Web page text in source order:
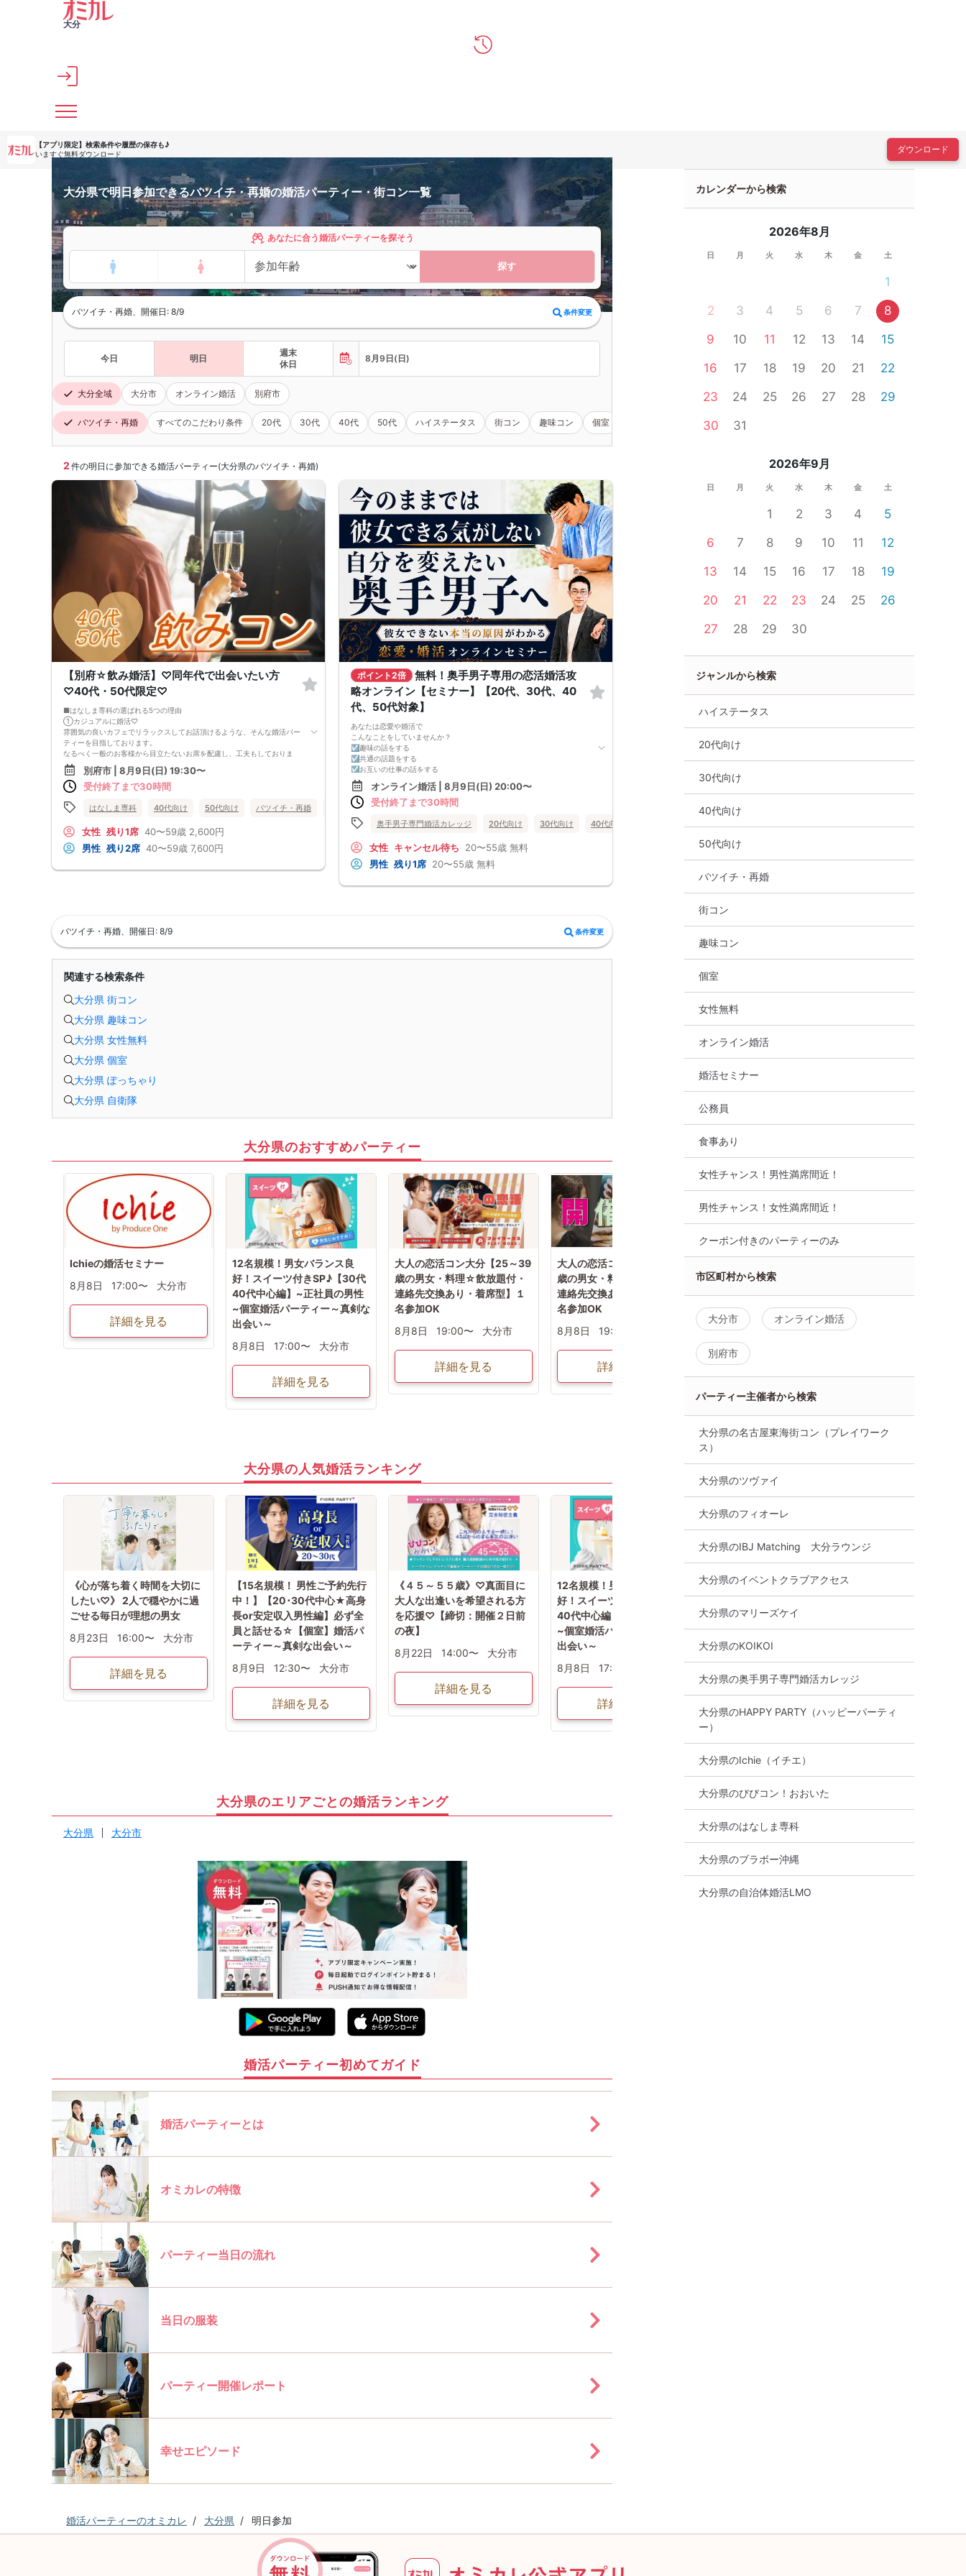
メインコンテンツへスキップ
大分
【アプリ限定】 検索条件や履歴の保存も♪
いますぐ無料ダウンロード
ダウンロード
大分県で明日参加できるバツイチ・再婚の婚活パーティー・街コン一覧
あなたに合う婚活パーティーを探そう
探す
バツイチ・再婚、開催日: 8/9 条件変更
今日 明日
週末
休日
8月9日(日)
大分全域 大分市 オンライン婚活 別府市
バツイチ・再婚 すべてのこだわり条件 20代 30代 40代 50代 ハイステータス 街コン 趣味コン 個室 オンライン婚活
2 件の明日に参加できる婚活パーティー(大分県のバツイチ・再婚)
【別府☆飲み婚活】♡同年代で出会いたい方
♡40代・50代限定♡
■はなしま専科の選ばれる5つの理由
①カジュアルに婚活♡
雰囲気の良いカフェでリラックスしてお話頂けるような、そんな婚活パー
ティーを目指しております。
なるべく一般のお客様から目立たないお席を配慮し、工夫もしておりま
す。
②1人参加・同伴参加もOK♡
お一人様参加大歓迎！
③男女共に参加費を頂いております♡
おります。
カフェでの飲食料金も含まれております。
（企画内容によっては、スイーツ付き)
季節に合ったさまざまなイベントを企画しております。
デートが難しい・・・
という方も、プロのカウンセラー在籍の、結婚しま専科にてご相談いただ
き、あなたの出会いを全力でサポートさせて頂きます。
■開催人数目安
■最少催行人数
■中止判断タイミング・中止連絡
中止連絡は、申込の携帯電話へショートメールでお送りします。
※弊社からのショートメールの受信許可設定をお願いします。
■飲食
あり（ドリンク）(場合によってはスイーツ)
■注意事項
店舗様のご迷惑になりますので、店舗様へ直接電話等でのご連絡はおやめ
下さい。
問い合わせは、弊社からお送りした予約完了メールに記載の問い合わせ先
※オミカレでの会員登録にあたっては本人確認が必要となります。
別府市 | 8月9日(日) 19:30〜
受付終了まで30時間
はなしま専科 40代向け 50代向け バツイチ・再婚 街コン 大分県 別府市
女性 残り1席 40〜59歳 2,600円
男性 残り2席 40〜59歳 7,600円
ポイント2倍
無料！奥手男子専用の恋活婚活攻
略オンライン【セミナー】【20代、30代、40
代、50代対象】
あなたは恋愛や婚活で
こんなことをしていませんか？
☑趣味の話をする
☑共通の話題をする
☑お互いの仕事の話をする
☑家族や将来について話をする
☑食事の話をする
☑好印象に思ってもらうために
☑経験を積むために出会いの数を増やす
奥手男子に合わない方法です。
なぜなら、趣味や共通の話題などをしても
それだけでは、女性は好きにはなってくれない。
次につなげようとすればするほど、
オンライン婚活 | 8月9日(日) 20:00〜
受付終了まで30時間
奥手男子専門婚活カレッジ 20代向け 30代向け 40代向け
女性 キャンセル待ち 20〜55歳 無料
男性 残り1席 20〜55歳 無料
バツイチ・再婚、開催日: 8/9 条件変更
関連する検索条件
大分県 街コン
大分県 趣味コン
大分県 女性無料
大分県 個室
大分県 ぽっちゃり
大分県 自衛隊
大分県のおすすめパーティー
Ichieの婚活セミナー
8月8日
17:00〜 大分市
詳細を見る
12名規模！男女バランス良
好！スイーツ付きSP♪【30代
40代中心編】~正社員の男性
~個室婚活パーティー～真剣な
出会い～
8月8日
17:00〜 大分市
詳細を見る
大人の恋活コン大分【25～39
歳の男女・料理☆飲放題付・
連絡先交換あり・着席型】１
名参加OK
8月8日
19:00〜 大分市
詳細を見る
大人の恋活コン大分【25～39
歳の男女・料理☆飲放題付・
連絡先交換あり・着席型】１
名参加OK
8月8日
19:00〜
詳細を見る
活攻略オンライン【セミナ
ー】【20代、30代、40代、
50代対象】
8月8日
20:00〜
オンライン婚活
きる注目企画のオ
大分県の人気婚活ランキング
《心が落ち着く時間を大切に
したい♡》 2人で穏やかに過
ごせる毎日が理想の男女
8月23日
16:00〜 大分市
詳細を見る
【15名規模！ 男性ご予約先行
中！】【20･30代中心★高身
長or安定収入男性編】必ず全
員と話せる☆【個室】婚活パ
ーティー～真剣な出会い～
8月9日
12:30〜 大分市
詳細を見る
《４５～５５歳》♡真面目に
大人な出逢いを希望される方
を応援♡【締切：開催２日前
の夜】
8月22日
14:00〜 大分市
詳細を見る
12名規模！男女バランス良
好！スイーツ付きSP♪【30代
40代中心編】~正社員の男性
~個室婚活パーティー～真剣な
出会い～
8月8日
17:00〜
詳細を見る
【15名規模！ 男性ご予約先行
中！】個室パーティー【４
０・５０歳代中心編】～真剣
な出会い～
8月9日
15:00〜
詳細を見る
全員と話せる☆
室婚活パーティー
大分県のエリアごとの婚活ランキング
大分県 大分市
婚活パーティー初めてガイド
婚活パーティーとは
オミカレの特徴
パーティー当日の流れ
当日の服装
パーティー開催レポート
幸せエピソード
カレンダーから検索
2026年8月
日 月 火 水 木 金 土
1
2
3 4 5 6 7
8
9
10 11 12 13 14
15
16
17 18 19 20 21
22
23
24 25 26 27 28
29
30
31
2026年9月
日 月 火 水 木 金 土
1 2 3 4
5
6
7 8 9 10 11
12
13
14 15 16 17 18
19
20
21 22 23 24 25
26
27
28 29 30
ジャンルから検索
ハイステータス
20代向け
30代向け
40代向け
50代向け
バツイチ・再婚
街コン
趣味コン
個室
女性無料
オンライン婚活
婚活セミナー
公務員
食事あり
女性チャンス！男性満席間近！
男性チャンス！女性満席間近！
クーポン付きのパーティーのみ
市区町村から検索
大分市 オンライン婚活
別府市
パーティー主催者から検索
大分県の名古屋東海街コン（プレイワーク
ス）
大分県のツヴァイ
大分県のフィオーレ
大分県のIBJ Matching 大分ラウンジ
大分県のイベントクラブアクセス
大分県のマリーズケイ
大分県のKOIKOI
大分県の奥手男子専門婚活カレッジ
大分県のHAPPY PARTY（ハッピーパーティ
ー）
大分県のIchie（イチエ）
大分県のびびコン！おおいた
大分県のはなしま専科
大分県のブラボー沖縄
大分県の自治体婚活LMO
婚活パーティーのオミカレ 大分県 明日参加